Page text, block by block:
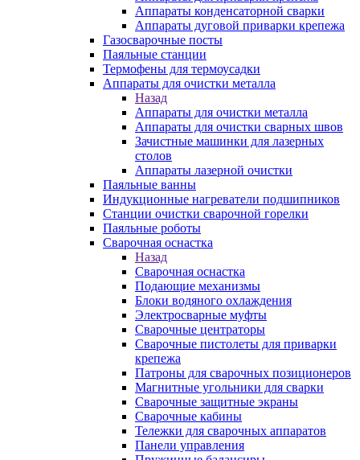
Аппараты конденсаторной сварки
Аппараты дуговой приварки крепежа
Газосварочные посты
Паяльные станции
Термофены для термоусадки
Аппараты для очистки металла
Назад
Аппараты для очистки металла
Аппараты для очистки сварных швов
Зачистные машинки для лазерных
столов
Аппараты лазерной очистки
Паяльные ванны
Индукционные нагреватели подшипников
Станции очистки сварочной горелки
Паяльные роботы
Сварочная оснастка
Назад
Сварочная оснастка
Подающие механизмы
Блоки водяного охлаждения
Электросварные муфты
Сварочные центраторы
Сварочные пистолеты для приварки
крепежа
Патроны для сварочных позиционеров
Магнитные угольники для сварки
Сварочные защитные экраны
Сварочные кабины
Тележки для сварочных аппаратов
Панели управления